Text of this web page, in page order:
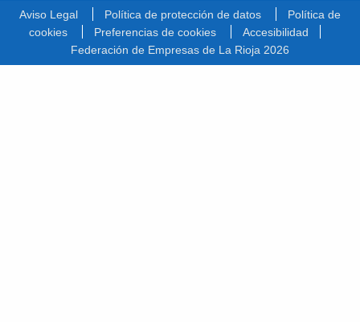
Aviso Legal Política de protección de datos
Política de
cookies
Preferencias de cookies
Accesibilidad
Federación de Empresas de La Rioja 2026